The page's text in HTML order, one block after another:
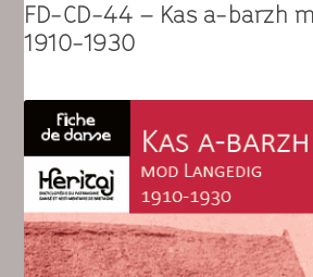
FD-CD-44 – Kas a-barzh
1910-1930